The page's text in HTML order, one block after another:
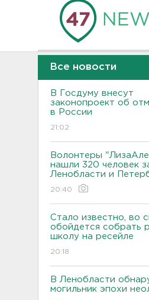
Все новости
В Госдуму внесут
законопроект об
в России
21:02
Волонтеры
нашли 320 человек
Ленобласти и
20:40
Стало известно, во
обойдется собрать
школу на ресейле
20:18
В Ленобласти
могильник эпохи